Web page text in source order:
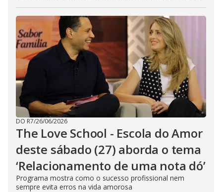
DO R7/26/06/2026
The Love School - Escola do Amor
deste sábado (27) aborda o tema
‘Relacionamento de uma nota dó’
Programa mostra como o sucesso profissional nem
sempre evita erros na vida amorosa